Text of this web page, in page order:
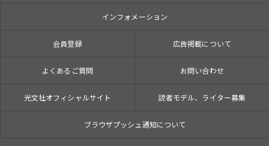
インフォメーション
会員登録 広告掲載について
よくあるご質問 お問い合わせ
光文社オフィシャルサイト 読者モデル、ライター募集
ブラウザプッシュ通知について